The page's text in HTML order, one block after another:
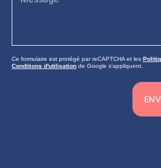
Ce formulaire est protégé par reCAPTCHA et les
Conditions d'utilisation de Google s'appliquent.